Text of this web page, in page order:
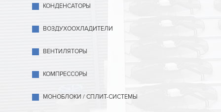
КОНДЕНСАТОРЫ
ВОЗДУХООХЛАДИТЕЛИ
ВЕНТИЛЯТОРЫ
КОМПРЕССОРЫ
МОНОБЛОКИ / СПЛИТ-СИСТЕМЫ